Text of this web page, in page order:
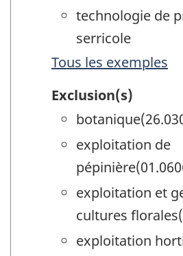
technologie de
serricole
Tous les exemples
Exclusion(s)
exploitation de
exploitation et
cultures
exploitation